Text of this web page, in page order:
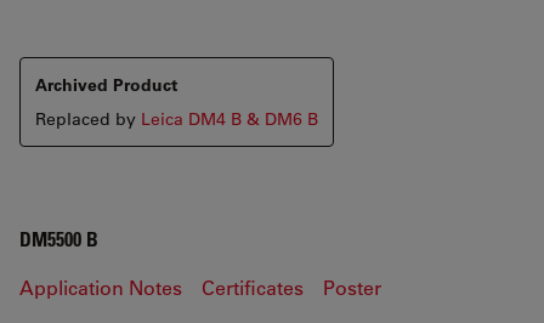
Archived Product
Replaced by Leica DM4 B & DM6 B
DM5500 B
Application Notes Certificates
Poster